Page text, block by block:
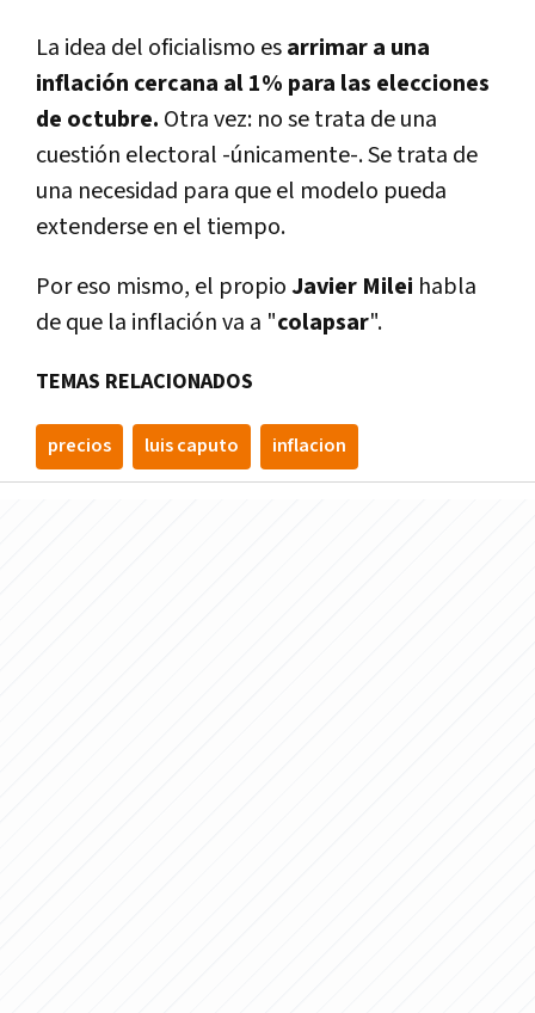
La idea del oficialismo esarrimar a una
inflación cercana al 1% para las elecciones
de octubre. Otra vez: no se trata de una
cuestión electoral -únicamente-. Se trata de
una necesidad para que el modelo pueda
extenderse en el tiempo.
Por eso mismo, el propioJavier Milei habla
de que la inflación va a "colapsar".
TEMAS RELACIONADOS
precios luis caputo inflacion